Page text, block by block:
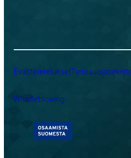
Evästeasetukset
Whistleblowing